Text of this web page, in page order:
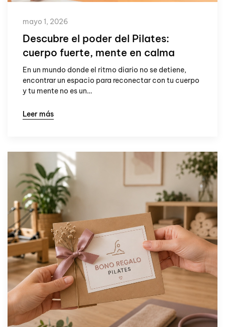
mayo 1, 2026
Descubre el poder del Pilates:
cuerpo fuerte, mente en calma
En un mundo donde el ritmo diario no se detiene,
encontrar un espacio para reconectar con tu cuerpo
y tu mente no es un…
Leer más